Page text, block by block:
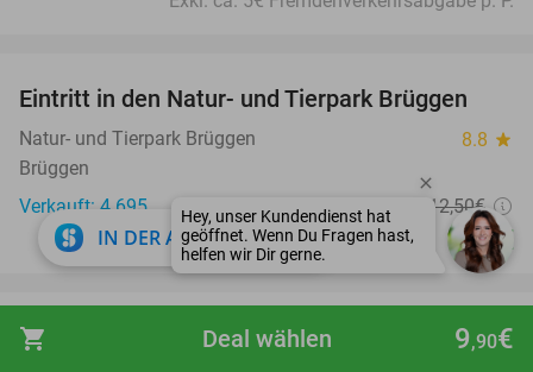
shopping_cart 9,90€
Deal wählen
24%
Eintritt in den Natur- und Tierpark Brüggen
Natur- und Tierpark Brüggen 8.8 star
Brüggen
Verkauft: 4.695
Regulär 12,50€
9,50€
23%
favorite_border
Mediterranes All-You-Can-Eat-Buffet oder All-
IN DER APP ÖFFNEN close